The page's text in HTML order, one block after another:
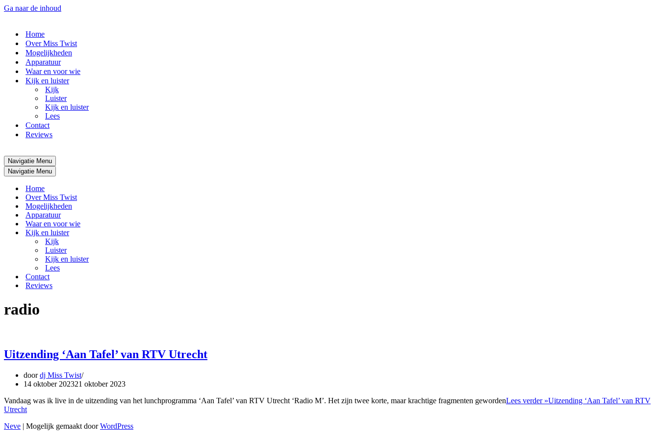
Ga naar de inhoud
Home
Over Miss Twist
Mogelijkheden
Apparatuur
Waar en voor wie
Kijk en luister
Kijk
Luister
Kijk en luister
Lees
Contact
Reviews
Navigatie Menu
Navigatie Menu
Home
Over Miss Twist
Mogelijkheden
Apparatuur
Waar en voor wie
Kijk en luister
Kijk
Luister
Kijk en luister
Lees
Contact
Reviews
radio
Uitzending ‘Aan Tafel’ van RTV Utrecht
doordj Miss Twist
14 oktober 202321 oktober 2023
Vandaag was ik live in de uitzending van het lunchprogramma ‘Aan Tafel’ van RTV Utrecht ‘Radio M’. Het zijn twee korte, maar krachtige fragmenten gewordenLees verder »Uitzending ‘Aan Tafel’ van RTV
Utrecht
Neve | Mogelijk gemaakt doorWordPress